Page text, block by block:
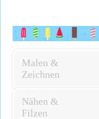
Malen &
Zeichnen
Nähen &
Filzen